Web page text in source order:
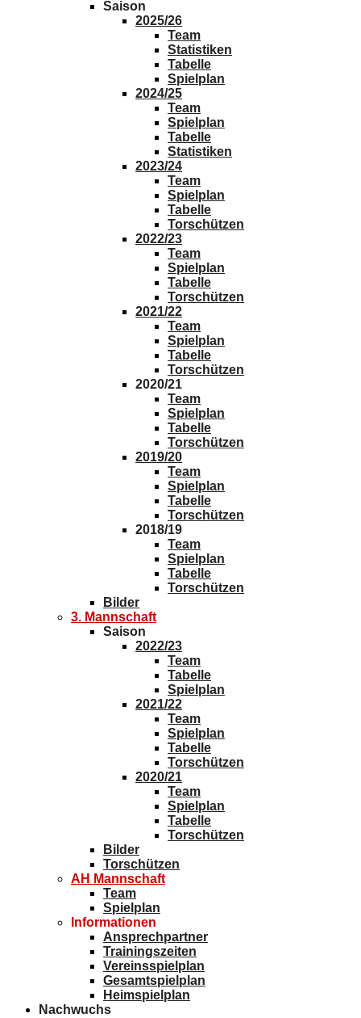
Saison
2025/26
Team
Statistiken
Tabelle
Spielplan
2024/25
Team
Spielplan
Tabelle
Statistiken
2023/24
Team
Spielplan
Tabelle
Torschützen
2022/23
Team
Spielplan
Tabelle
Torschützen
2021/22
Team
Spielplan
Tabelle
Torschützen
2020/21
Team
Spielplan
Tabelle
Torschützen
2019/20
Team
Spielplan
Tabelle
Torschützen
2018/19
Team
Spielplan
Tabelle
Torschützen
Bilder
3. Mannschaft
Saison
2022/23
Team
Tabelle
Spielplan
2021/22
Team
Spielplan
Tabelle
Torschützen
2020/21
Team
Spielplan
Tabelle
Torschützen
Bilder
Torschützen
AH Mannschaft
Team
Spielplan
Informationen
Ansprechpartner
Trainingszeiten
Vereinsspielplan
Gesamtspielplan
Heimspielplan
Nachwuchs